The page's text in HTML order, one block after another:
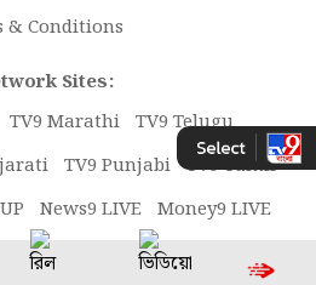
& Conditions
Sites:
TV9 Marathi TV9 Telugu
TV9 Punjabi TV9 Tamil
News9 LIVE Money9 LIVE
Bangla. All rights reserved.